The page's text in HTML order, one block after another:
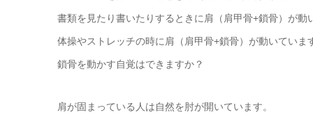
書類を見たり書いたりするときに肩（肩甲骨+鎖骨）が動
体操やストレッチの時に肩（肩甲骨+鎖骨）が動いていま
鎖骨を動かす自覚はできますか？
肩が固まっている人は自然を肘が開いています。